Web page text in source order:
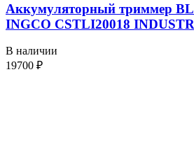
Аккумуляторный триммер
INGCO CSTLI20018
В наличии
19700 ₽